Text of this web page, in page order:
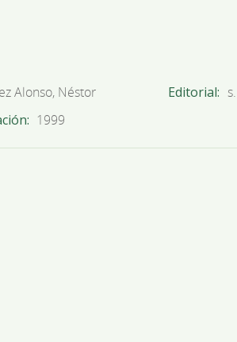
Alonso, Néstor Editorial
1999